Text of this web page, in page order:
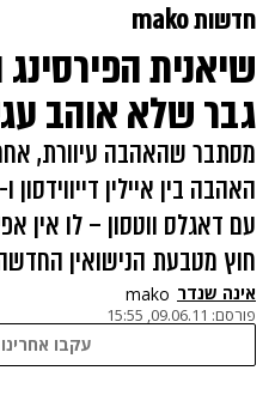
חדשות mako
שיאנית
גבר שלא אוהב
מסתבר שהאהבה עיוורת,
עם דאגלס ווטסון – לו אין
חוץ מטבעת הנישואין
אינה שנדר mako
פורסם: 09.06.11, 15:55
עקבו